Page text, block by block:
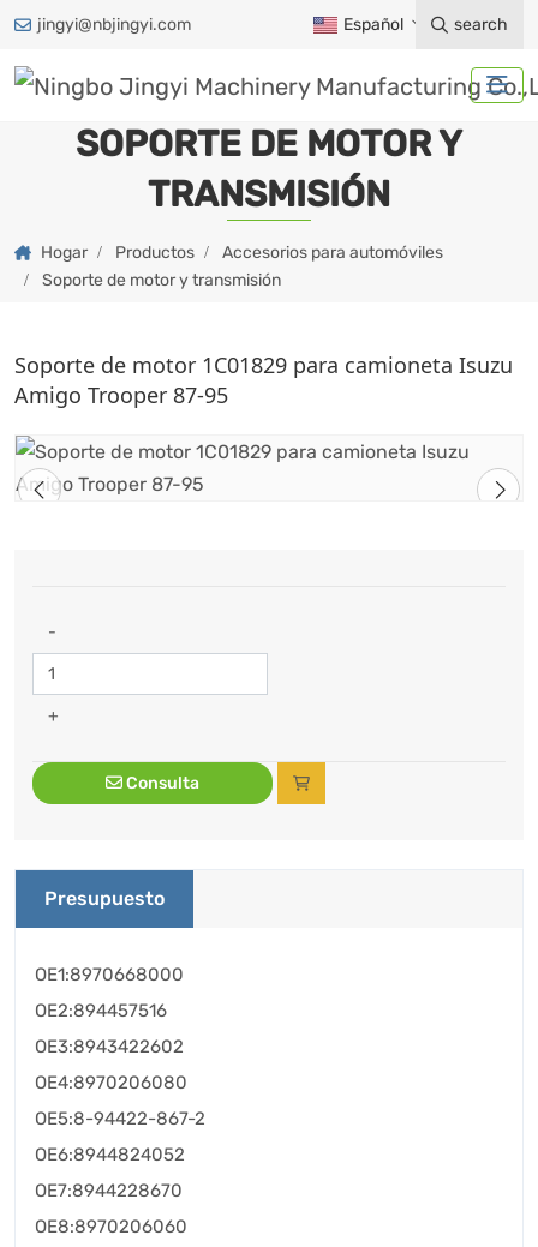
jingyi@nbjingyi.com Español search
SOPORTE DE MOTOR Y
TRANSMISIÓN
Hogar Productos
Accesorios para automóviles
Soporte de motor y transmisión
Soporte de motor 1C01829 para camioneta Isuzu
Amigo Trooper 87-95
-
+
Consulta
Presupuesto
OE1:8970668000
OE2:894457516
OE3:8943422602
OE4:8970206080
OE5:8-94422-867-2
OE6:8944824052
OE7:8944228670
OE8:8970206060